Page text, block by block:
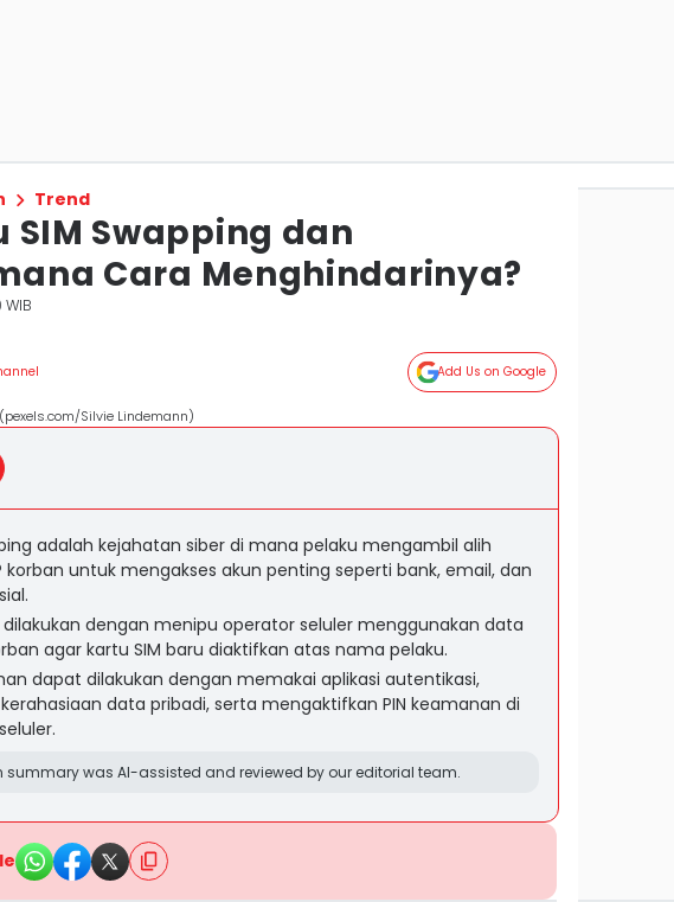
Trend
SIM Swapping dan
Cara Menghindarinya?
WIB
Add Us on Google
Silvie Lindemann)
adalah kejahatan siber di mana pelaku mengambil alih
korban untuk mengakses akun penting seperti bank, email, dan
dilakukan dengan menipu operator seluler menggunakan data
agar kartu SIM baru diaktifkan atas nama pelaku.
dapat dilakukan dengan memakai aplikasi autentikasi,
data pribadi, serta mengaktifkan PIN keamanan di
summary was AI-assisted and reviewed by our editorial team.